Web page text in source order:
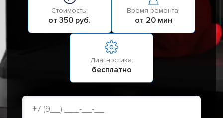
Стоимость:
от 350 руб.
Время ремонта:
от 20 мин
Диагностика:
бесплатно